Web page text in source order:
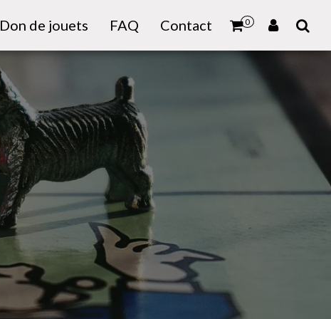
0
Don de jouets FAQ Contact